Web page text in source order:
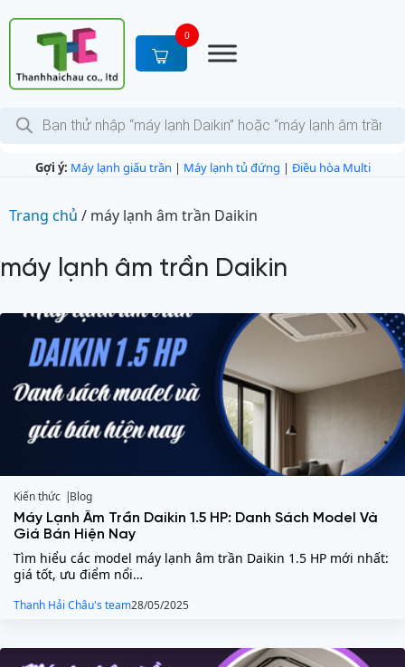
c
t
0
m
p
h
Gợi ý: Máy lạnh giấu trần | Máy lạnh tủ đứng | Điều hòa Multi
Trang chủ / máy lạnh âm trần Daikin
máy lạnh âm trần Daikin
Kiến thức
Blog
Máy Lạnh Âm Trần Daikin 1.5 HP: Danh Sách Model Và
Giá Bán Hiện Nay
Tìm hiểu các model máy lạnh âm trần Daikin 1.5 HP mới nhất:
giá tốt, ưu điểm nổi…
Thanh Hải Châu's team28/05/2025